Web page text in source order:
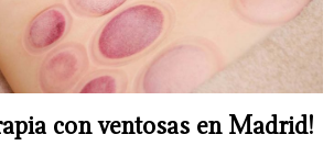
con ventosas en Madrid!